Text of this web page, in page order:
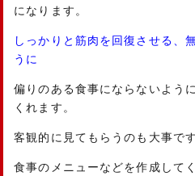
になります。
しっかりと筋肉を回復させる、
うに
偏りのある食事にならないよう
くれます。
客観的に見てもらうのも大事です
食事のメニューなどを作成して